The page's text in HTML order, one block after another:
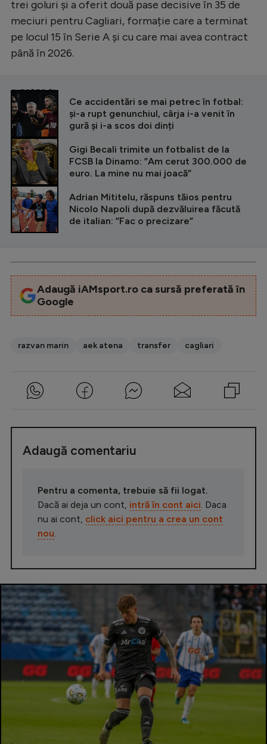
trei goluri și a oferit două pase decisive în 35 de
meciuri pentru Cagliari, formație care a terminat
pe locul 15 în Serie A și cu care mai avea contract
până în 2026.
CITEȘTE ȘI
Ce accidentări se mai petrec în fotbal:
și-a rupt genunchiul, cârja i-a venit în
gură și i-a scos doi dinți
Gigi Becali trimite un fotbalist de la
FCSB la Dinamo: ”Am cerut 300.000 de
euro. La mine nu mai joacă”
Adrian Mititelu, răspuns tăios pentru
Nicolo Napoli după dezvăluirea făcută
de italian: ”Fac o precizare”
Adaugă iAMsport.ro ca sursă preferată în
Google
razvan marin aek atena transfer cagliari
Adaugă comentariu
Pentru a comenta, trebuie să fii logat.
Dacă ai deja un cont, intră în cont aici. Daca
nu ai cont, click aici pentru a crea un cont
nou.